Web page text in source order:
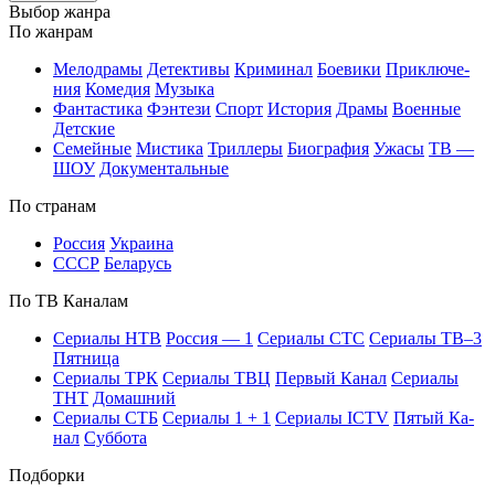
Вы­бор жан­ра
По жан­рам
Ме­ло­дра­мы Де­тек­ти­вы Кри­ми­нал Бое­ви­ки При­клю­че­
ния Ко­ме­дия Му­зы­ка
Фан­та­сти­ка Фэн­те­зи Спорт Ис­то­рия Дра­мы Во­ен­ные
Дет­ские
Се­мей­ные Мис­ти­ка Трил­ле­ры Био­гра­фия Ужа­сы ТВ —
ШОУ До­ку­мен­таль­ные
По стра­нам
Рос­сия Ук­раи­на
СССР Бе­ла­русь
По ТВ Ка­на­лам
Се­риа­лы НТВ Рос­сия — 1 Се­риа­лы СТС Се­риа­лы ТВ–3
Пят­ни­ца
Се­риа­лы ТРК Се­риа­лы ТВЦ Пер­вый Ка­нал Се­риа­лы
ТНТ До­маш­ний
Се­риа­лы СТБ Се­риа­лы 1 + 1 Се­риа­лы ICTV Пя­тый Ка­
нал Суб­бо­та
Подборки